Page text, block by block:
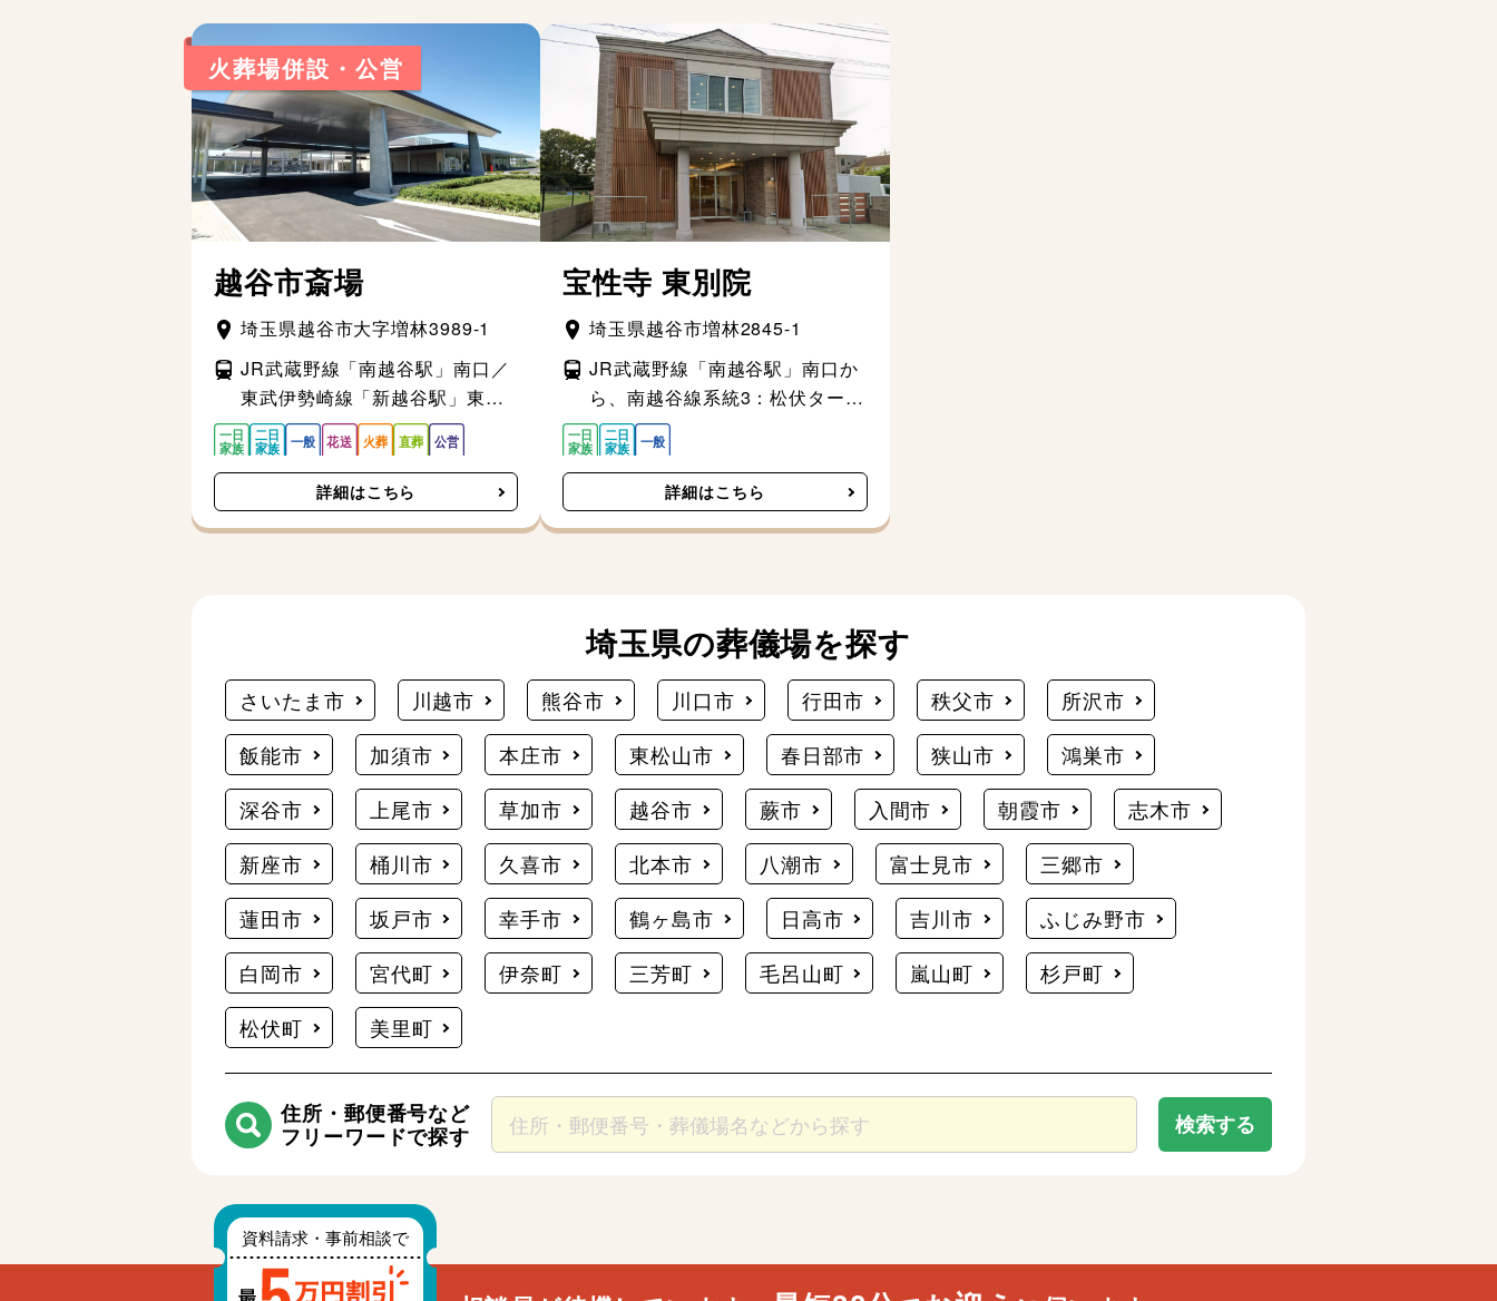
火葬場併設・公営
越谷市斎場
埼玉県越谷市大字増林3989-1
JR武蔵野線「南越谷駅」南口／
東武伊勢崎線「新越谷駅」東口
から、タローズバス「増林公園
（越谷市斎場）」行き
詳細はこちら
宝性寺 東別院
埼玉県越谷市増林2845-1
JR武蔵野線「南越谷駅」南口か
ら、南越谷線系統3：松伏ターミ
ナル行に乗車、「中山中」バス
停下車、徒歩5分
詳細はこちら
埼玉県の葬儀場を探す
さいたま市 川越市 熊谷市 川口市 行田市 秩父市
所沢市
飯能市
加須市 本庄市 東松山市 春日部市 狭山市
鴻巣市
深谷市
上尾市 草加市 越谷市 蕨市 入間市 朝霞市
志木市
新座市
桶川市 久喜市 北本市 八潮市 富士見市
三郷市
蓮田市
坂戸市 幸手市 鶴ヶ島市 日高市 吉川市
ふじみ野市
白岡市
宮代町 伊奈町 三芳町 毛呂山町 嵐山町
杉戸町
松伏町
美里町
住所・郵便番号など
フリーワードで探す
検索する